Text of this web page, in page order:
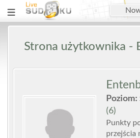
Strona użytkownika -
Poziom:
(6)
Punkty
przejścia